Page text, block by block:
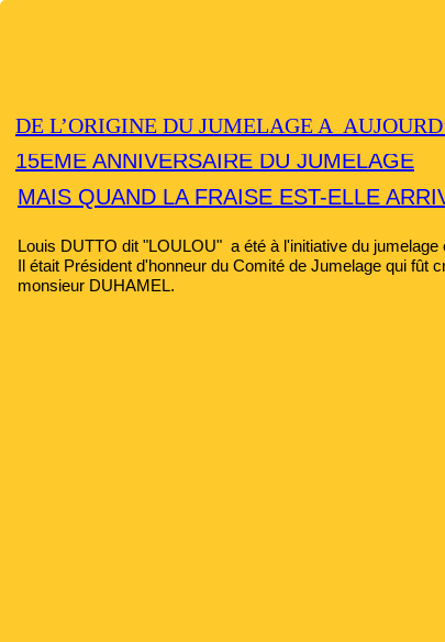
MAIS QUAND LA FRAISE EST-ELLE
Louis DUTTO dit "LOULOU" a été à l'initiative du
Il était Président d'honneur du Comité de Jumelage qui fût
monsieur DUHAMEL.
DE L’ORIGINE DU JUMELAGE A
15EME ANNIVERSAIRE DU JUMELAGE